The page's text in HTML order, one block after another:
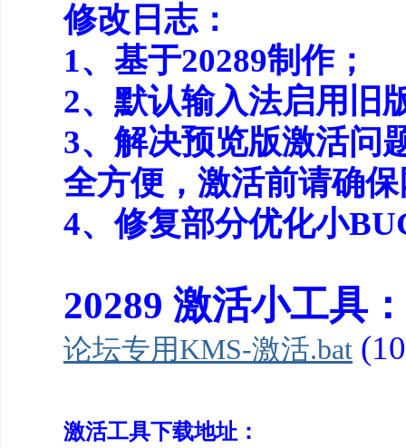
修改日志：
1、基于20289制作；
2、默认输入法启用旧
3、解决预览版激活问
全方便，激活前请确
4、修复部分优化小
20289 激活小工具：
论坛专用KMS-激活.bat
激活工具下载地址：